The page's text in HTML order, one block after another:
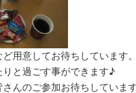
用意してお待ちしています
と過ごす事ができます♪
んのご参加お待ちしています